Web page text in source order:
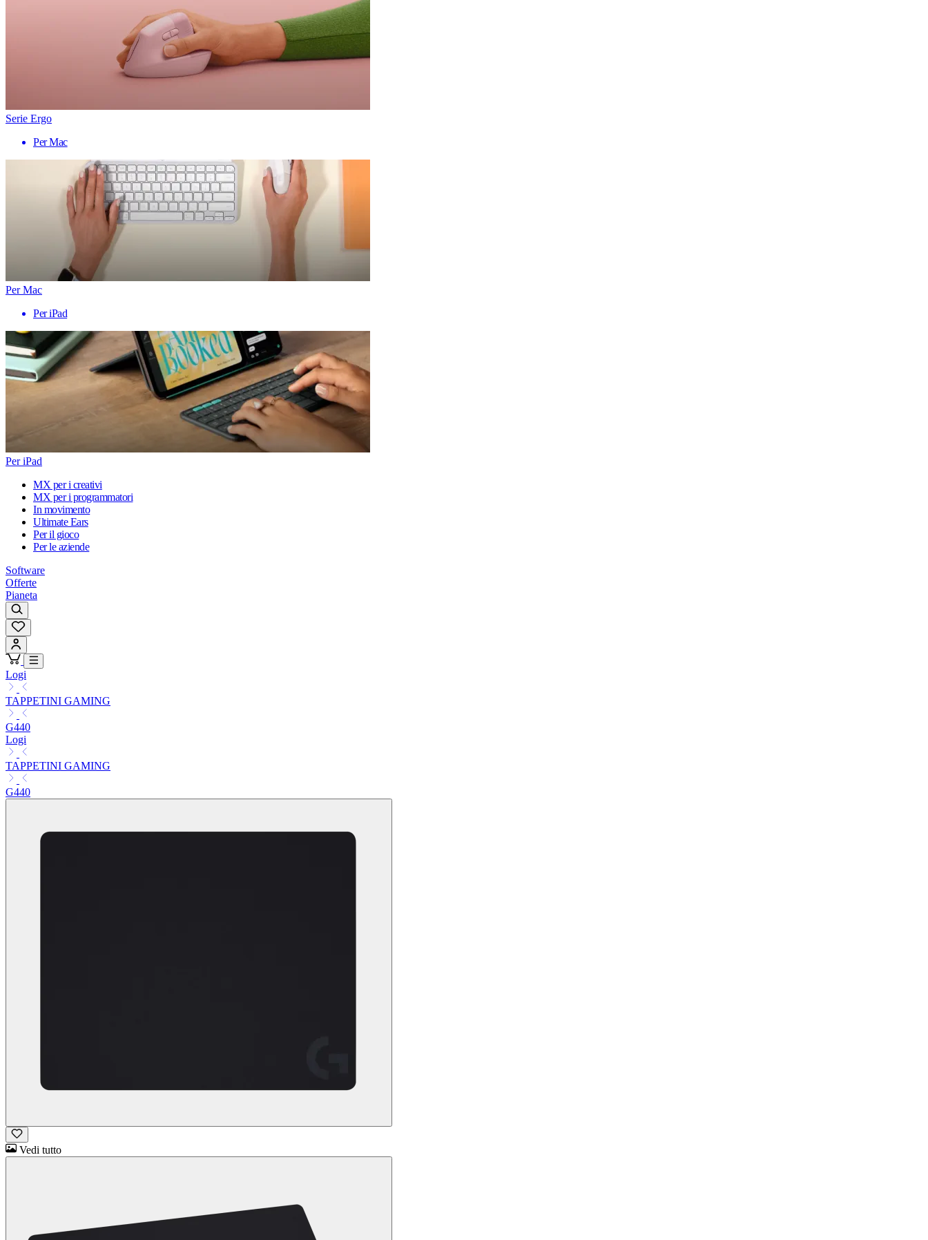
Serie Ergo
Per Mac
Per Mac
Per iPad
Per iPad
MX per i creativi
MX per i programmatori
In movimento
Ultimate Ears
Per il gioco
Per le aziende
Software
Offerte
Pianeta
Logi
TAPPETINI GAMING
G440
Logi
TAPPETINI GAMING
G440
Vedi tutto